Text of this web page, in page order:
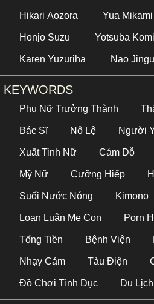
Hikari Aozora Yua Mikami
Honjo Suzu Yotsuba
Karen Yuzuriha Nao
KEYWORDS
Phụ Nữ Trưởng Thành
Bác Sĩ Nô Lệ Người
Xuất Tinh Nữ Cám Dỗ
Mỹ Nữ Cưỡng Hiếp
Suối Nước Nóng Kimono
Loạn Luân Mẹ Con Porn
Tống Tiền Bệnh Viện
Nhạy Cảm Tàu Điện
Đồ Chơi Tình Dục Du Lịch